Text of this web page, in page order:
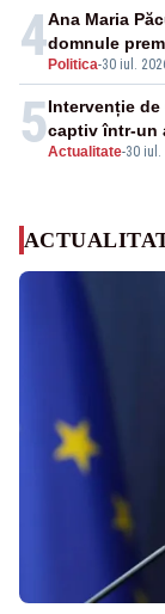
4 Politica-30 iul.
Ana Maria
domnule
5Actualitate-30 iul.
Intervenție
captiv într-un